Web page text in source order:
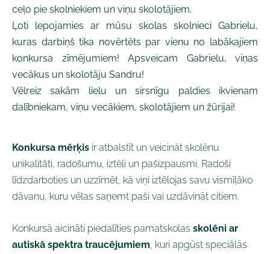
ceļo pie skolniekiem un viņu skolotājiem.
Ļoti lepojamies ar mūsu skolas skolnieci Gabrielu,
kuras darbiņš tika novērtēts par vienu no labākajiem
konkursa zīmējumiem! Apsveicam Gabrielu, viņas
vecākus un skolotāju Sandru!
Vēlreiz sakām lielu un sirsnīgu paldies ikvienam
dalībniekam, viņu vecākiem, skolotājiem un žūrijai!
Konkursa mērķis ir atbalstīt un veicināt skolēnu
unikalitāti, radošumu, iztēli un pašizpausmi. Radoši
līdzdarboties un uzzīmēt, kā viņi iztēlojas savu vismīļāko
dāvanu, kuru vēlas saņemt paši vai uzdāvināt citiem.
Konkursā aicināti piedalīties pamatskolas skolēni ar
autiskā spektra traucējumiem , kuri apgūst speciālās